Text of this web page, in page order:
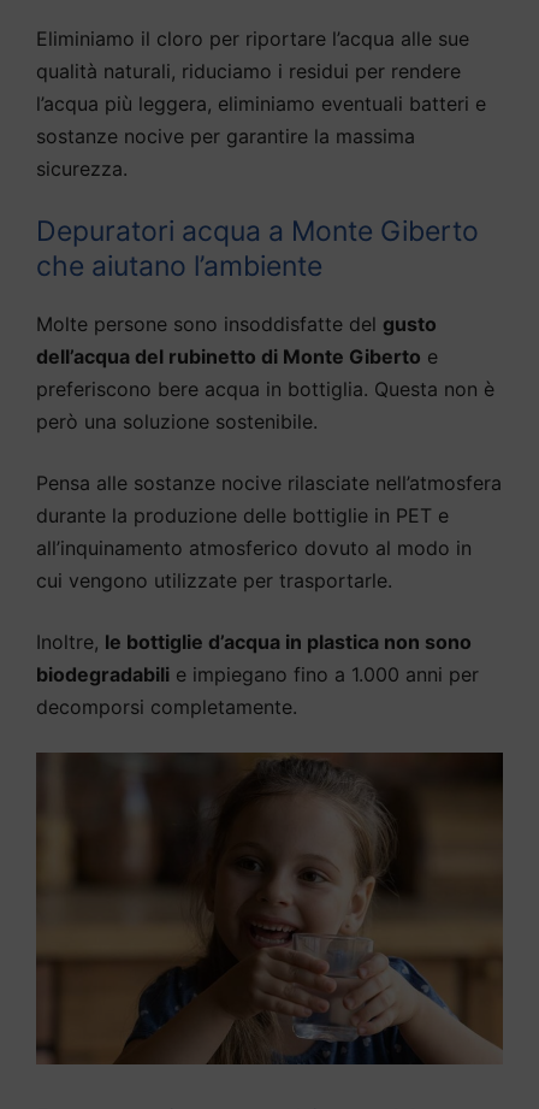
Eliminiamo il cloro per riportare l’acqua alle sue
qualità naturali, riduciamo i residui per rendere
l’acqua più leggera, eliminiamo eventuali batteri e
sostanze nocive per garantire la massima
sicurezza.
Depuratori acqua a Monte Giberto
che aiutano l’ambiente
Molte persone sono insoddisfatte del gusto
dell’acqua del rubinetto di Monte Giberto e
preferiscono bere acqua in bottiglia. Questa non è
però una soluzione sostenibile.
Pensa alle sostanze nocive rilasciate nell’atmosfera
durante la produzione delle bottiglie in PET e
all’inquinamento atmosferico dovuto al modo in
cui vengono utilizzate per trasportarle.
Inoltre, le bottiglie d’acqua in plastica non sono
biodegradabili e impiegano fino a 1.000 anni per
decomporsi completamente.